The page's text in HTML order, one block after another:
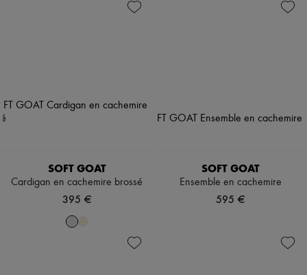
SOFT GOAT
Cardigan en cachemire brossé
395 €
SOFT GOAT
Ensemble en cachemire
595 €